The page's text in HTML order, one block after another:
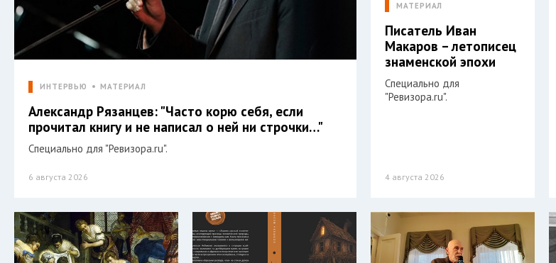
ИНТЕРВЬЮ МАТЕРИАЛ
Александр Рязанцев: "Часто корю себя, если
прочитал книгу и не написал о ней ни строчки…"
Специально для "Ревизора.ru".
6 августа 2026
МАТЕРИАЛ
Писатель Иван
Макаров – летописец
знаменской эпохи
Специально для
"Ревизора.ru".
4 августа 2026